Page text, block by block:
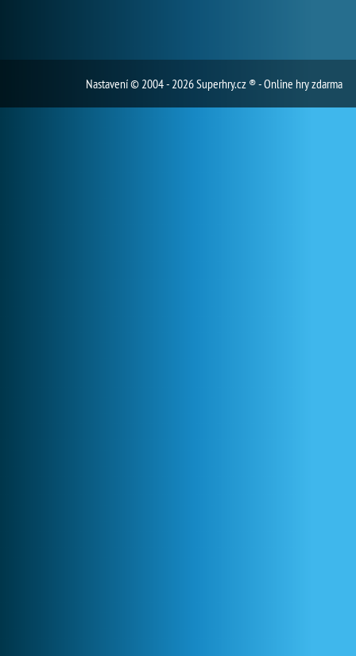
Nastavení© 2004 - 2026 Superhry.cz ® - Online hry zdarma